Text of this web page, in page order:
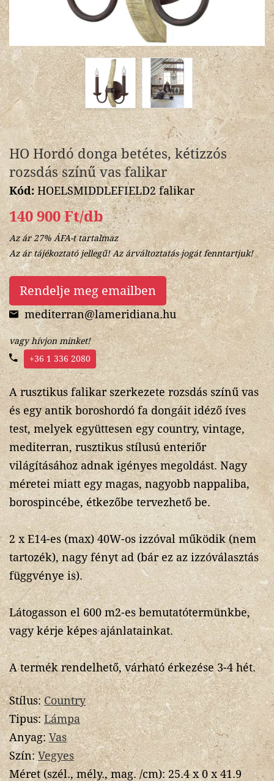
HO Hordó donga betétes, kétizzós
rozsdás színű vas falikar
Kód:HOELSMIDDLEFIELD2 falikar
140 900 Ft/db
Az ár 27% ÁFA-t tartalmaz
Az ár tájékoztató jellegű! Az árváltoztatás jogát fenntartjuk!
Rendelje meg emailben
mediterran@lameridiana.hu
vagy hívjon minket!
+36 1 336 2080
A rusztikus falikar szerkezete rozsdás színű vas
és egy antik boroshordó fa dongáit idéző íves
test, melyek együttesen egy country, vintage,
mediterran, rusztikus stílusú enteriőr
világításához adnak igényes megoldást. Nagy
méretei miatt egy magas, nagyobb nappaliba,
borospincébe, étkezőbe tervezhető be.
2 x E14-es (max) 40W-os izzóval működik (nem
tartozék), nagy fényt ad (bár ez az izzóválasztás
függvénye is).
Látogasson el 600 m2-es bemutatótermünkbe,
vagy kérje képes ajánlatainkat.
A termék rendelhető, várható érkezése 3-4 hét.
Stílus:Country
Tipus:Lámpa
Anyag:Vas
Szín:Vegyes
Méret (szél., mély., mag. /cm):25.4 x 0 x 41.9